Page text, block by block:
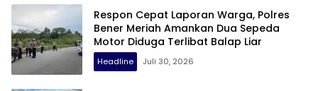
Respon Cepat Laporan Warga, Polres
Bener Meriah Amankan Dua Sepeda
Motor Diduga Terlibat Balap Liar
Headline Juli 30, 2026